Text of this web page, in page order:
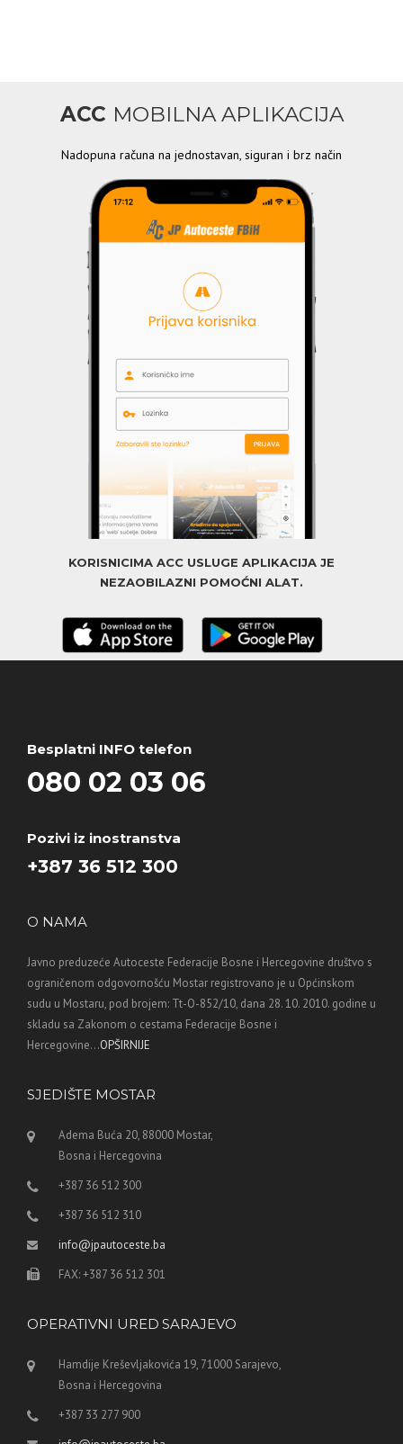
ACC MOBILNA APLIKACIJA
Nadopuna računa na jednostavan, siguran i brz način
KORISNICIMA ACC USLUGE APLIKACIJA JE
NEZAOBILAZNI POMOĆNI ALAT.
Besplatni INFO telefon
080 02 03 06
Pozivi iz inostranstva
+387 36 512 300
O NAMA
Javno preduzeće Autoceste Federacije Bosne i Hercegovine društvo s
ograničenom odgovornošću Mostar registrovano je u Općinskom
sudu u Mostaru, pod brojem: Tt-O-852/10, dana 28. 10. 2010. godine u
skladu sa Zakonom o cestama Federacije Bosne i
Hercegovine...OPŠIRNIJE
SJEDIŠTE MOSTAR
Adema Buća 20, 88000 Mostar,
Bosna i Hercegovina
+387 36 512 300
+387 36 512 310
info@jpautoceste.ba
FAX: +387 36 512 301
OPERATIVNI URED SARAJEVO
Hamdije Kreševljakovića 19, 71000 Sarajevo,
Bosna i Hercegovina
+387 33 277 900